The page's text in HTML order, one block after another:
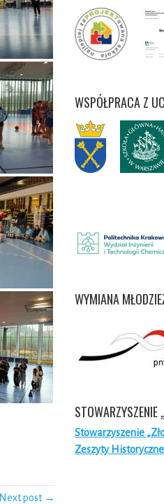
Next post →
WSPÓŁPRACA Z
WYMIANA
STOWARZYSZENIE
Stowarzyszenie
Zeszyty